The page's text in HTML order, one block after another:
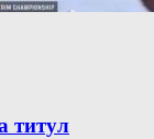
титул